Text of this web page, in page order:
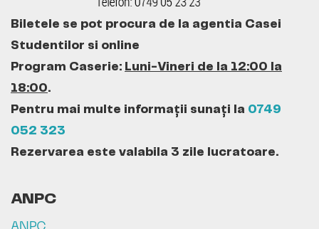
Biletele se pot procura de la agentia Casei
Studentilor si online
Program Caserie: Luni-Vineri de la 12:00 la
18:00.
Pentru mai multe informații sunați la 0749
052 323
Rezervarea este valabila 3 zile lucratoare.
ANPC